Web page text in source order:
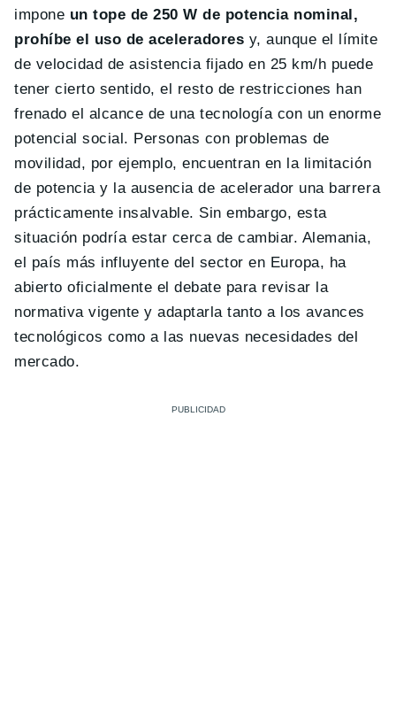
impone un tope de 250 W de potencia nominal,
prohíbe el uso de aceleradores y, aunque el límite
de velocidad de asistencia fijado en 25 km/h puede
tener cierto sentido, el resto de restricciones han
frenado el alcance de una tecnología con un enorme
potencial social. Personas con problemas de
movilidad, por ejemplo, encuentran en la limitación
de potencia y la ausencia de acelerador una barrera
prácticamente insalvable. Sin embargo, esta
situación podría estar cerca de cambiar. Alemania,
el país más influyente del sector en Europa, ha
abierto oficialmente el debate para revisar la
normativa vigente y adaptarla tanto a los avances
tecnológicos como a las nuevas necesidades del
mercado.